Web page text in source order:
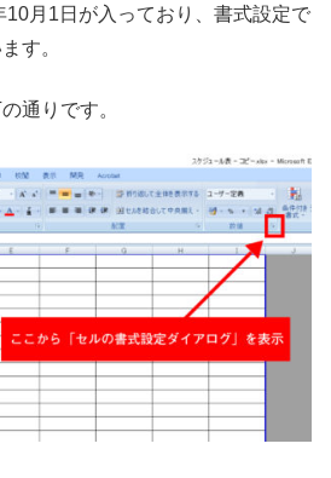
月1日が入っており、書式設定で
す。
通りです。